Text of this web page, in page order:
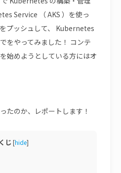
Service （ AKS ）を使っ
プッシュして、 Kubernetes
をやってみました！ コンテ
始めようとしている方にはオ
たのか、レポートします！
じ [hide]